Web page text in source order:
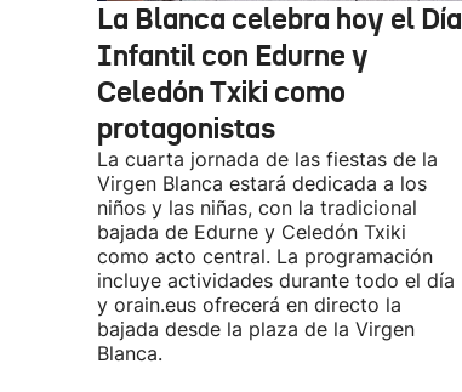
La Blanca celebra hoy el Día
Infantil con Edurne y
Celedón Txiki como
protagonistas
La cuarta jornada de las fiestas de la
Virgen Blanca estará dedicada a los
niños y las niñas, con la tradicional
bajada de Edurne y Celedón Txiki
como acto central. La programación
incluye actividades durante todo el día
y orain.eus ofrecerá en directo la
bajada desde la plaza de la Virgen
Blanca.